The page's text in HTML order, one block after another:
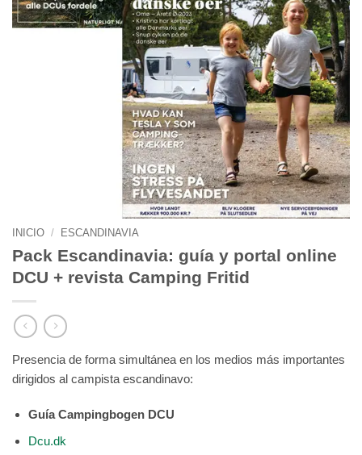
INICIO / ESCANDINAVIA
Pack Escandinavia: guía y portal online
DCU + revista Camping Fritid
Presencia de forma simultánea en los medios más importantes
dirigidos al campista escandinavo:
Guía Campingbogen DCU
Dcu.dk